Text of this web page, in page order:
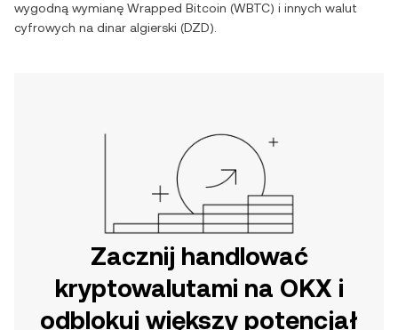
wygodną wymianę Wrapped Bitcoin (WBTC) i innych walut
cyfrowych na dinar algierski (DZD).
Zacznij handlować
kryptowalutami na OKX i
odblokuj większy potencjał